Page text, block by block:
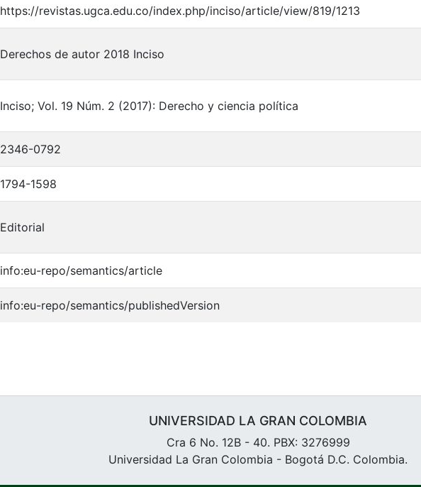
https://revistas.ugca.edu.co/index.php/inciso/article/view/819/1213
Derechos de autor 2018 Inciso
Inciso; Vol. 19 Núm. 2 (2017): Derecho y ciencia política
2346-0792
1794-1598
Editorial
info:eu-repo/semantics/article
info:eu-repo/semantics/publishedVersion
UNIVERSIDAD LA GRAN COLOMBIA
Cra 6 No. 12B - 40. PBX: 3276999
Universidad La Gran Colombia - Bogotá D.C. Colombia.